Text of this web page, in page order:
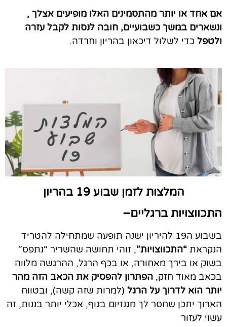
אם אחד או יותר מהתסמינים האלו מופיעים אצלך ,
ונשארים במשך כשבועיים, חובה לנסות לקבל עזרה
ולטפל כדי לשלול דיכאון בהריון וחרדה.
המלצות לזמן שבוע 19 בהריון
התכווצויות ברגליים–
בשבוע ה19 להיריון ישנה תופעה שמתחילה להטריד
הנקראת “התכווצויות”, זוהי תחושה שהשריר “נתפס”
בשוק או בירך מאחורה, או בכף הרגל, ההרגשה מלווה
בכאב מאוד חזק, הפתרון להפסיק את הכאב הזה מהר
יותר הוא לדרוך על הרגל (למרות שזה קשה), ובטווח
הארוך יתכן שחסר לך מגנזיום בגוף, אכלי יותר בננות, זה
עשוי לעזור